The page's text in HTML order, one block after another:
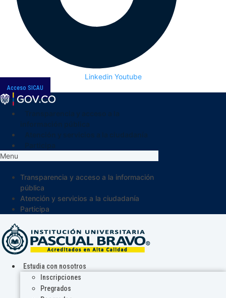
Linkedin Youtube
Acceso SICAU
Menu
Transparencia y acceso a la información
pública
Atención y servicios a la ciudadanía
Participa
Estudia con nosotros
Inscripciones
Pregrados